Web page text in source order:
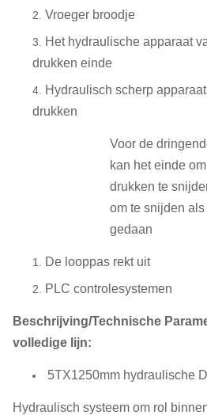
Vroeger broodje
Het hydraulische apparaat
drukken einde
Hydraulisch scherp
drukken
Voor de
kan het einde
drukken te
om te snijden
gedaan
De looppas rekt uit
PLC controlesystemen
Beschrijving/Technische
volledige lijn:
5TX1250mm hydraulische
Hydraulisch systeem om rol